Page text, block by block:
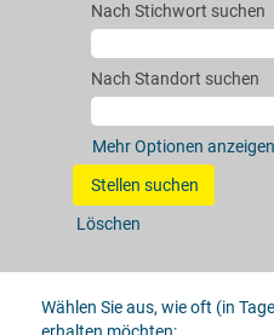
Nach Stichwort suchen
Nach Standort suchen
Mehr Optionen anzeigen
Löschen
Wählen Sie aus, wie oft (in